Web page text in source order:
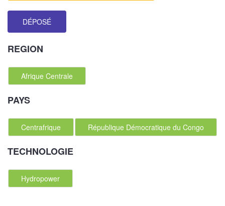
DÉPOSÉ
REGION
Afrique Centrale
PAYS
Centrafrique République Démocratique du Congo
TECHNOLOGIE
Hydropower